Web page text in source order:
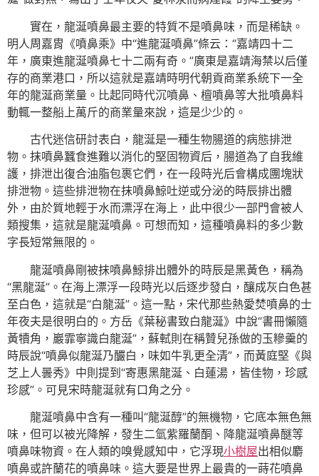
實在，龍涎噴鼻最主要的特質不是噴鼻味，而是稀缺。
明人周嘉胄《噴鼻乘》中“進龍涎噴鼻”條云：“嘉靖四十二
年，廣東進龍涎噴鼻七十二兩有奇。”廣東是嘉靖海禁以后僅
存的商業港口，所以這就是嘉靖時明代朝貢商業系統下一全
年的龍涎商業量。比起同時代沉噴鼻、檀噴鼻等大批噴鼻料
動輒一整船上萬斤的商業量來說，這是少少的。
古代迷信研討表白，龍涎是一種生物腸道的病態排泄
物。抹噴鼻蠶食進難以消化的堅固物資后，腸道為了自我維
護，排泄出復合油脂包裹它們，在一段時光后會構成團塊狀
排泄物。這些排泄物在抹噴鼻鯨吐逆或分泌的時辰排出體
外，由於質地輕于水而漂浮在海上，此中很少一部門會被人
類搜集，這就是龍涎噴鼻。可想而知，這種噴鼻料的多少數
字長短常無限的。
龍涎噴鼻剛被抹噴鼻鯨排出體外的時辰是黑黃色，稱為
“黑龍涎”。在海上漂浮一段時光以后逐步發白，釀成灰白色甚
至白色，這就是“白龍涎”。這一點，宋代那些熱愛焚噴鼻的士
年夜夫是很明白的。方岳《葉秘書致白龍涎》中說“書冊懶隨
黃犢角，巖霏寧識白龍涎”，蘇軾則在稱贊兒孫做的玉糝羹的
時辰說“噴鼻似龍涎乃釅白，味如牛乳更全清”，而黃庭堅《與
芝上人曇秀》中則提到“寄惠黑龍涎、白蓮湯，皆佳物，珍感
珍感”。可見宋時龍涎就有口角之分。
龍涎噴鼻中含有一種叫“龍涎醇”的無機物，它底本無色無
味，但可以被光降解，發生二氫紫羅蘭酮、降龍涎噴鼻醚等
噴鼻味物資。在人類的嗅覺感知中，它浮現小樹屋出相似麝
噴鼻或許蘭花的噴鼻味。這大要是世界上最貴的一蒔花噴鼻